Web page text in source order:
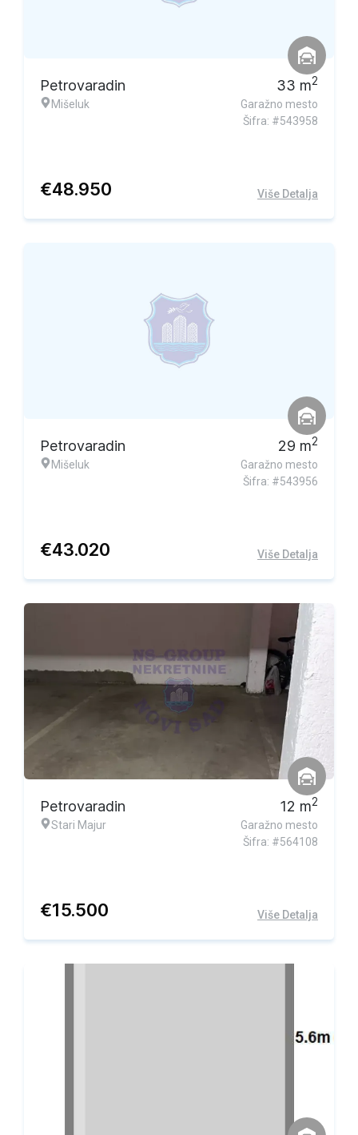
Petrovaradin
Mišeluk
33 m2
Garažno mesto
Šifra: #543958
€48.950 Više Detalja
Petrovaradin
Mišeluk
29 m2
Garažno mesto
Šifra: #543956
€43.020 Više Detalja
Petrovaradin
Stari Majur
12 m2
Garažno mesto
Šifra: #564108
€15.500 Više Detalja